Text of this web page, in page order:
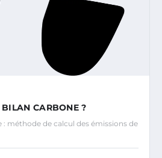
BILAN CARBONE ?
: méthode de calcul des émissions de